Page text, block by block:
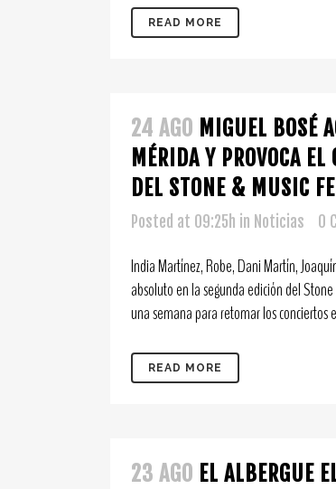
READ MORE
24 AGO MIGUEL BOSÉ
MÉRIDA Y PROVOCA
DEL STONE & MUSIC
Posted at 09:25h in Noticias 0
India Martínez, Robe, Dani Martín,
absoluto en la segunda edición del
una semana para retomar los conciertos
READ MORE
23 AGO EL ALBERGUE